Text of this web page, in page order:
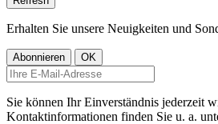
Erhalten Sie unsere Neuigkeiten und
Sie können Ihr Einverständnis jederzeit
Kontaktinformationen finden Sie u. a.